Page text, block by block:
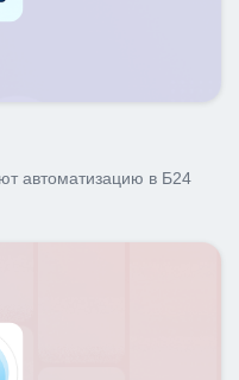
автоматизацию в Б24